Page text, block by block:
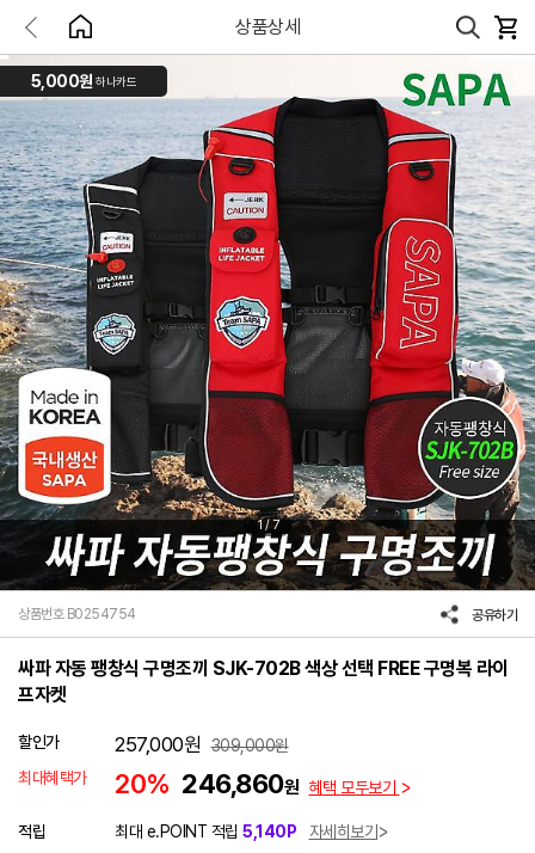
상품상세
5,000원 하나카드
1/7
상품번호 B0254754 공유하기
싸파 자동 팽창식 구명조끼 SJK-702B 색상 선택 FREE 구명복 라이
프자켓
할인가 257,000원 309,000원
최대혜택가
20% 246,860원 혜택 모두보기
적립 최대 e.POINT 적립 5,140P
자세히보기